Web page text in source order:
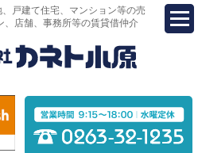
戸建て住宅、マンション等の売
、店舗、事務所等の賃貸借仲介